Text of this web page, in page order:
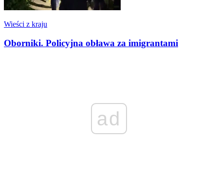
Wieści z kraju
Oborniki. Policyjna obława za imigrantami
ad